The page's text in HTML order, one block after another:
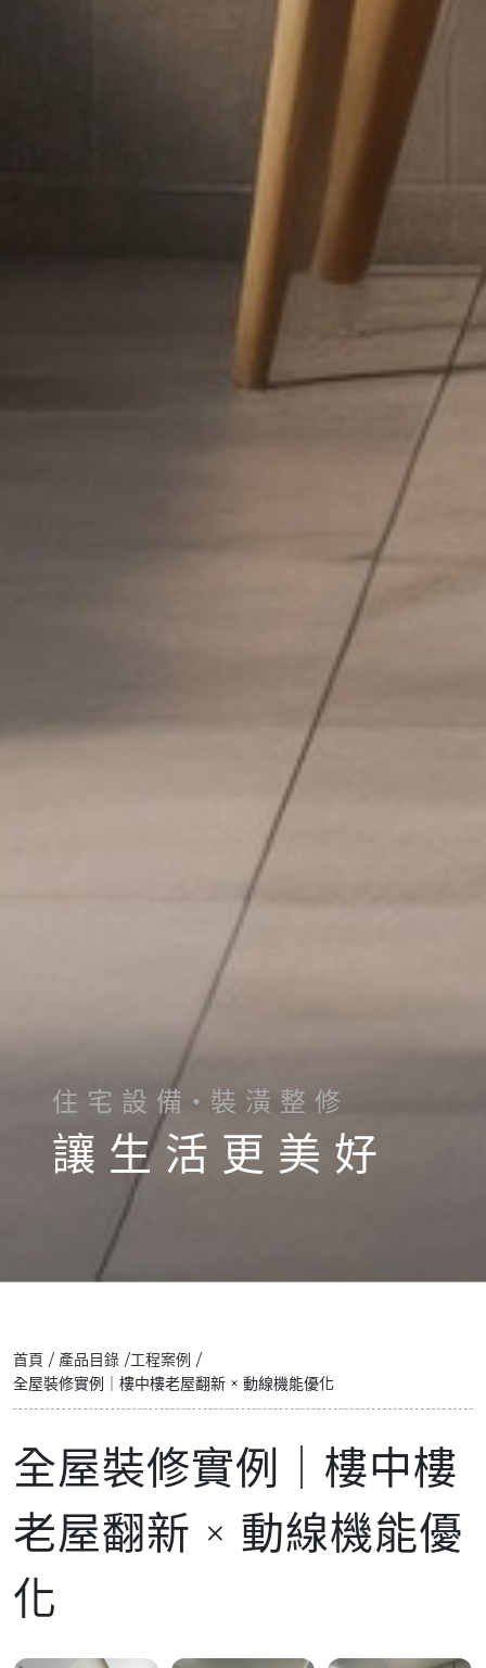
住 宅 設 備・裝 潢 整 修
讓 生 活 更 美 好
首頁 產品目錄
工程案例
全屋裝修實例｜樓中樓老屋翻新 × 動線機能優化
全屋裝修實例｜樓中樓
老屋翻新 × 動線機能優
化